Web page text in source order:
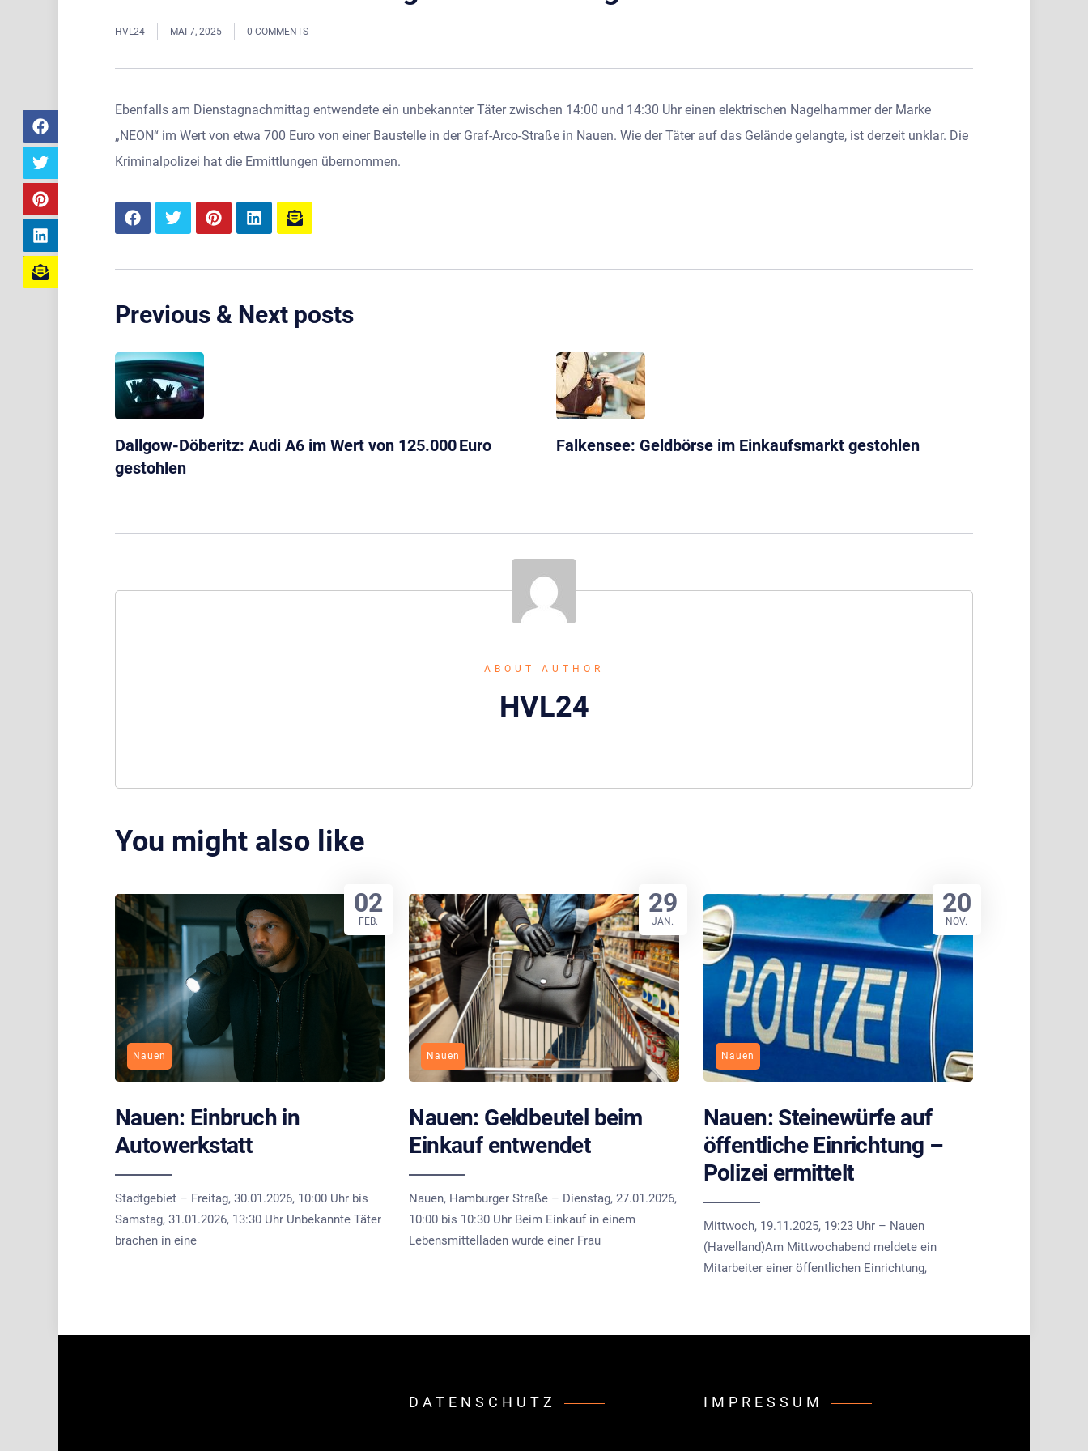
HVL24 MAI 7, 2025 0 COMMENTS
Ebenfalls am Dienstagnachmittag entwendete ein unbekannter Täter zwischen 14:00 und 14:30 Uhr einen elektrischen Nagelhammer der Marke
„NEON“ im Wert von etwa 700 Euro von einer Baustelle in der Graf-Arco-Straße in Nauen. Wie der Täter auf das Gelände gelangte, ist derzeit unklar. Die
Kriminalpolizei hat die Ermittlungen übernommen.
Previous & Next posts
Dallgow-Döberitz: Audi A6 im Wert von 125.000 Euro
gestohlen
Falkensee: Geldbörse im Einkaufsmarkt gestohlen
ABOUT AUTHOR
HVL24
You might also like
Nauen
Nauen: Einbruch in
Autowerkstatt
Stadtgebiet – Freitag, 30.01.2026, 10:00 Uhr bis
Samstag, 31.01.2026, 13:30 Uhr Unbekannte Täter
brachen in eine
02
FEB.
Nauen
Nauen: Geldbeutel beim
Einkauf entwendet
Nauen, Hamburger Straße – Dienstag, 27.01.2026,
10:00 bis 10:30 Uhr Beim Einkauf in einem
Lebensmittelladen wurde einer Frau
29
JAN.
Nauen
Nauen: Steinewürfe auf
öffentliche Einrichtung –
Polizei ermittelt
Mittwoch, 19.11.2025, 19:23 Uhr – Nauen
(Havelland)Am Mittwochabend meldete ein
Mitarbeiter einer öffentlichen Einrichtung,
20
NOV.
DATENSCHUTZ IMPRESSUM